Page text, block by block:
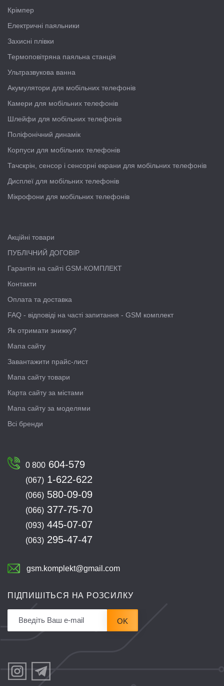
Крімпер
Електричні паяльники
Захисні плівки
Термоповітряна паяльна станція
Ультразвукова ванна
Акумулятори для мобільних телефонів
Камери для мобільних телефонів
Шлейфи для мобільних телефонів
Поліфонічний динамік
Корпуси для мобільних телефонів
Тачскрін, сенсор і сенсорні екрани для мобільних телефонів
Дисплеї для мобільних телефонів
Мікрофони для мобільних телефонів
Акційні товари
ПУБЛІЧНИЙ ДОГОВІР
Гарантія на сайті GSM-КОМПЛЕКТ
Контакти
Оплата та доставка
FAQ - відповіді на часті запитання - GSM комплект
Як отримати знижку?
Мапа сайту
Завантажити прайс-лист
Мапа сайту товари
Карта сайту за містами
Мапа сайту за моделями
Всі бренди
0 800 604-579
(067) 1-622-622
(066) 580-09-09
(066) 377-75-70
(093) 445-07-07
(063) 295-47-47
gsm.komplekt@gmail.com
ПІДПИШІТЬСЯ НА РОЗСИЛКУ
OK